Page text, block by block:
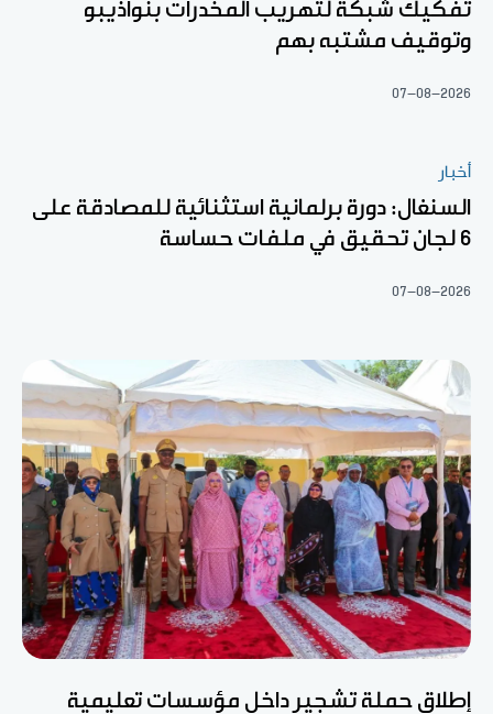
تفكيك شبكة لتهريب المخدرات بنواذيبو
وتوقيف مشتبه بهم
07-08-2026
أخبار
السنغال: دورة برلمانية استثنائية للمصادقة على
6 لجان تحقيق في ملفات حساسة
07-08-2026
إطلاق حملة تشجير داخل مؤسسات تعليمية